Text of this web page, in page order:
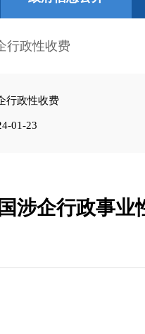
行政性收费
行政性收费
01-23
涉企行政事业